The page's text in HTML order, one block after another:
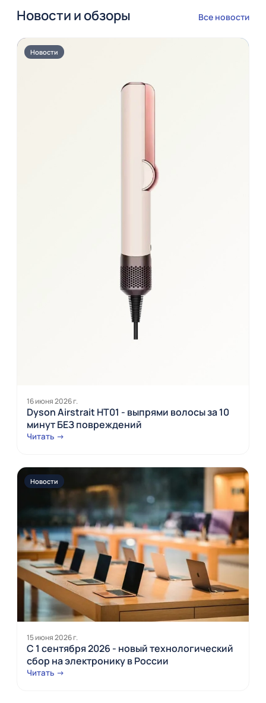
Новости и обзоры Все новости
Новости
16 июня 2026 г.
Dyson Airstrait HT01 - выпрями волосы за 10
минут БЕЗ повреждений
Читать →
Новости
15 июня 2026 г.
С 1 сентября 2026 - новый технологический
сбор на электронику в России
Читать →